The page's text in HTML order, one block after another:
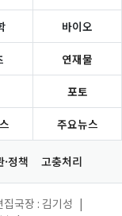
바이오
연재물
포토
주요뉴스
·정책 고충처리
집국장 : 김기성